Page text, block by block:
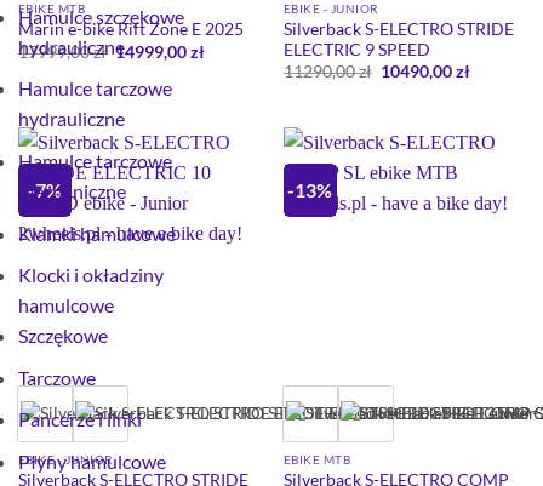
Hamulce szczękowe
hydrauliczne
Hamulce tarczowe
hydrauliczne
Hamulce tarczowe
mechaniczne
Klamki hamulcowe
Klocki i okładziny
hamulcowe
Szczękowe
Tarczowe
Pancerze i linki
Płyny hamulcowe
EBIKE MTB
Marin e-bike Rift Zone E 2025
17999,00zł Pierwotna
wynosiła:
17999,00 zł.
14999,00złAktualna
EBIKE - JUNIOR
Silverback S-ELECTRO STRIDE
ELECTRIC 9 SPEED
11290,00zł Pierwotna
10490,00złAktualna
-7%
EBIKE - JUNIOR
Silverback S-ELECTRO STRIDE
-13%
EBIKE MTB
Silverback S-ELECTRO COMP